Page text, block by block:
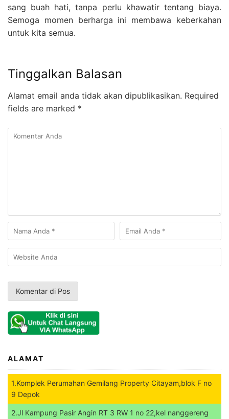
sang buah hati, tanpa perlu khawatir tentang biaya.
Semoga momen berharga ini membawa keberkahan
untuk kita semua.
Tinggalkan Balasan
Alamat email anda tidak akan dipublikasikan. Required
fields are marked *
ALAMAT
1.Komplek Perumahan Gemilang Property Citayam,blok F no
9 Depok
2.Jl Kampung Pasir Angin RT 3 RW 1 no 22,kel nanggereng